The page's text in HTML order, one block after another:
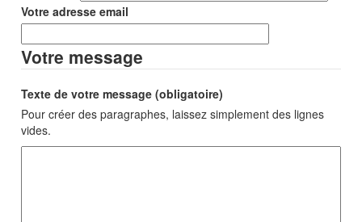
Votre adresse email
Votre message
Texte de votre message (obligatoire)
Pour créer des paragraphes, laissez simplement des lignes
vides.